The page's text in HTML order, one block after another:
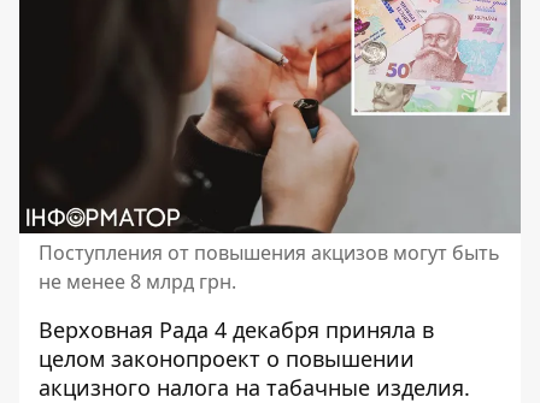
Поступления от повышения акцизов могут быть
не менее 8 млрд грн.
Верховная Рада 4 декабря приняла в
целом законопроект о повышении
акцизного налога на табачные изделия.